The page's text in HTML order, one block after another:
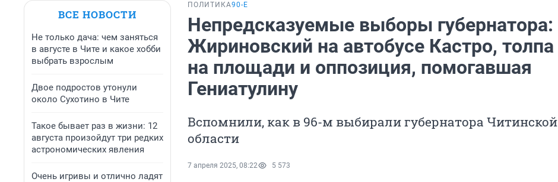
ВСЕ НОВОСТИ
Не только дача: чем заняться
в августе в Чите и какое хобби
выбрать взрослым
Двое подростов утонули
около Сухотино в Чите
Такое бывает раз в жизни: 12
августа произойдут три редких
астрономических явления
Очень игривы и отлично ладят
ПОЛИТИКА90-Е
Непредсказуемые выборы губернатора:
Жириновский на автобусе Кастро, толпа
на площади и оппозиция, помогавшая
Гениатулину
Вспомнили, как в 96-м выбирали губернатора Читинской
области
7 апреля 2025, 08:22 5 573